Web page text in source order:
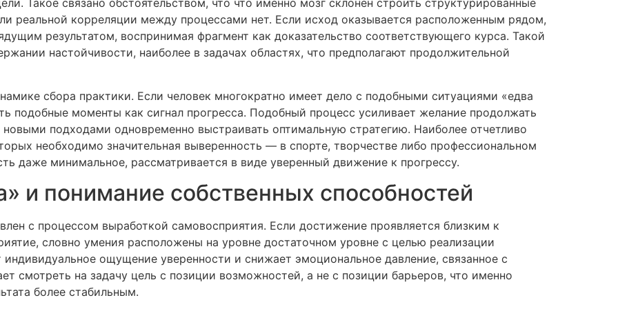
Такое связано обстоятельством, что что именно мозг склонен строить структурированные
реальной корреляции между процессами нет. Если исход оказывается расположенным рядом,
результатом, воспринимая фрагмент как доказательство соответствующего курса. Такой
настойчивости, наиболее в задачах областях, что предполагают продолжительной
сбора практики. Если человек многократно имеет дело с подобными ситуациями «едва
подобные моменты как сигнал прогресса. Подобный процесс усиливает желание продолжать
новыми подходами одновременно выстраивать оптимальную стратегию. Наиболее отчетливо
необходимо значительная выверенность — в спорте, творчестве либо профессиональном
даже минимальное, рассматривается в виде уверенный движение к прогрессу.
и понимание собственных способностей
с процессом выработкой самовосприятия. Если достижение проявляется близким к
словно умения расположены на уровне достаточном уровне с целью реализации
ощущение уверенности и снижает эмоциональное давление, связанное с
смотреть на задачу цель с позиции возможностей, а не с позиции барьеров, что именно
более стабильным.